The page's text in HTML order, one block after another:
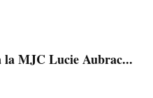
la MJC Lucie Aubrac...